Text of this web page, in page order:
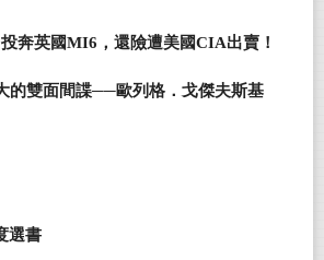
奔英國MI6，還險遭美國CIA出賣！
的雙面間諜──歐列格．戈傑夫斯基
選書